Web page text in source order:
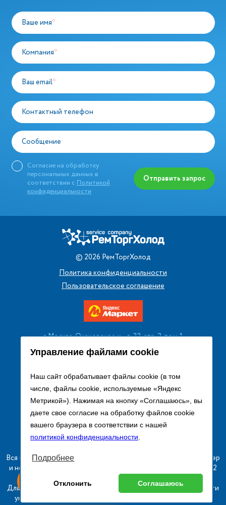
Управление файлами cookie
Наш сайт обрабатывает файлы cookie (в том
числе, файлы cookie, используемые «Яндекс
Метрикой»). Нажимая на кнопку «Соглашаюсь», вы
даете свое согласие на обработку файлов cookie
вашего браузера в соответствии с нашей
политикой конфиденциальности.
Подробнее
Отклонить Соглашаюсь
Ваше имя*
Компания*
Ваш email*
Контактный телефон
Сообщение
Согласие на обработку
персональных данных в
соответствии с Политикой
конфиденциальности
Отправить запрос
© 2026 РемТоргХолод
Политика конфиденциальности
Пользовательское соглашение
г. Москва, Очаковское ш., д. 32, стр. 2, пом. 1
+7 (495) 256 08 13
Заказать звонок
sales@remtorgholod.ru
Разработка и продвижение сайта
Вся информация на сайте о товарах носит справочный характер
и не является публичной офертой в соответствии с пунктом 2
статьи 437 ГК РФ.
Для получения подробной информации о наличии и стоимости
указанных товаров и (или) услуг, пожалуйста, обращайтесь к
оборудование
Оставь заявку